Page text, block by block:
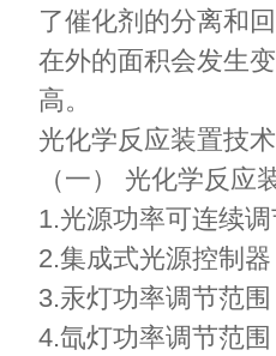
了催化剂的分离和
在外的面积会发生
高。
光化学反应装置技
（一） 光化学反应
1.光源功率可连续
2.集成式光源控制
3.汞灯功率调节范
4.氙灯功率调节范